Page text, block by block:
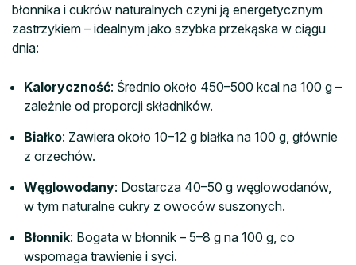
błonnika i cukrów naturalnych czyni ją energetycznym
zastrzykiem – idealnym jako szybka przekąska w ciągu
dnia:
Kaloryczność: Średnio około 450–500 kcal na 100 g –
zależnie od proporcji składników.
Białko: Zawiera około 10–12 g białka na 100 g, głównie
z orzechów.
Węglowodany: Dostarcza 40–50 g węglowodanów,
w tym naturalne cukry z owoców suszonych.
Błonnik: Bogata w błonnik – 5–8 g na 100 g, co
wspomaga trawienie i syci.